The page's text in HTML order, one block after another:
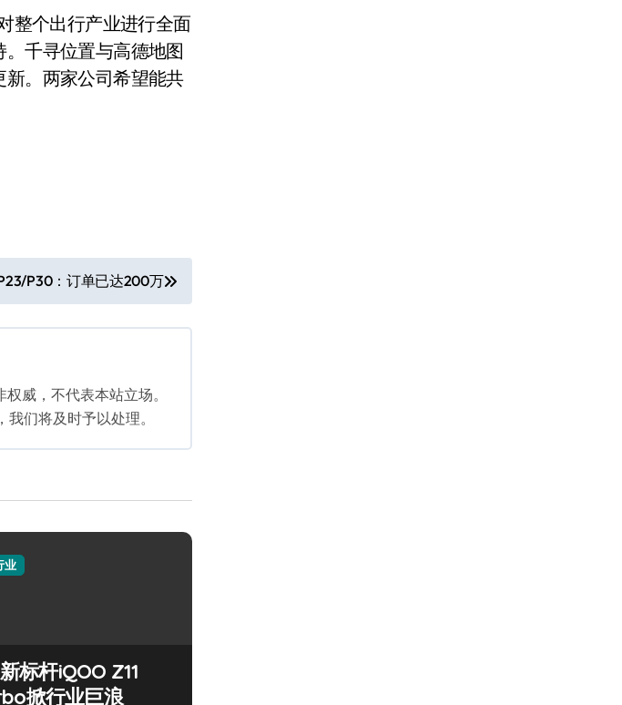
整个出行产业进行全面
千寻位置与高德地图
。两家公司希望能共
P30：订单已达200万
威，不代表本站立场。
们将及时予以处理。
业
标杆iQOO Z11
掀行业巨浪